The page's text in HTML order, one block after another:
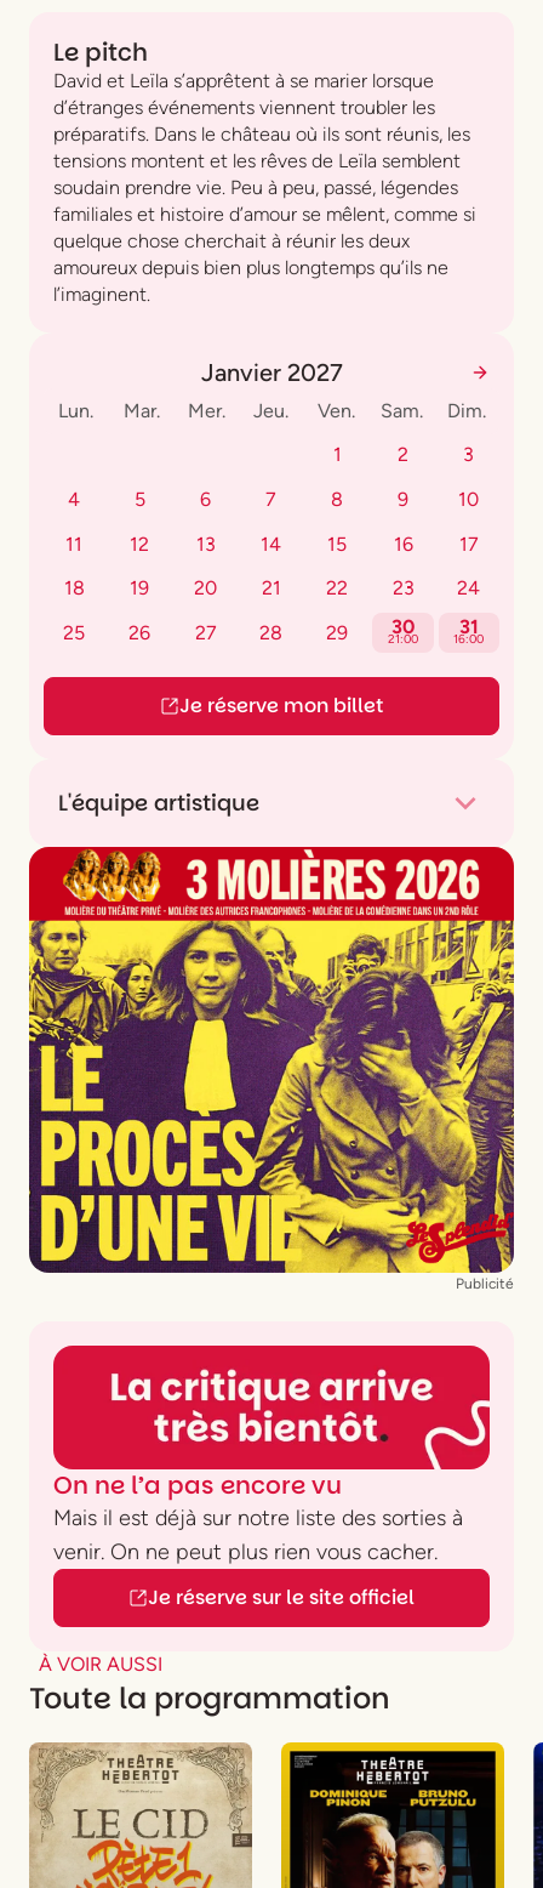
Le pitch
David et Leïla s’apprêtent à se marier lorsque
d’étranges événements viennent troubler les
préparatifs. Dans le château où ils sont réunis, les
tensions montent et les rêves de Leïla semblent
soudain prendre vie. Peu à peu, passé, légendes
familiales et histoire d’amour se mêlent, comme si
quelque chose cherchait à réunir les deux
amoureux depuis bien plus longtemps qu’ils ne
l’imaginent.
Janvier 2027
Lun. Mar. Mer. Jeu. Ven. Sam.
Dim.
1
2
3
4
5 6 7 8 9
10
11
12 13 14 15 16
17
18
19 20 21 22 23
24
25
26 27 28 29 30
21:00
31
16:00
Je réserve mon billet
L'équipe artistique
AuteurAlexis MICHALIK
Mise en scèneAlexis MICHALIK
Assistante à la mise en scène
Laura BENSIMON
MusiqueManuel PESKINE
Scénographie
Emmanuelle ROY
Lumières
Pascal NOËL
VidéosNathalie CABROL
CostumesMarion REBMANN
SonTom MENIGAULT
AvecAdib CHEIKHI,Sonia FAIDI,Marie PETIOT,
Publicité
On ne l’a pas encore vu
Mais il est déjà sur notre liste des sorties à
venir. On ne peut plus rien vous cacher.
Je réserve sur le site officiel
À VOIR AUSSI
Toute la programmation